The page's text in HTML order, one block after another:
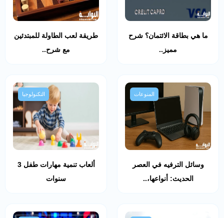
ما هي بطاقة الائتمان؟ شرح
مميز..
طريقة لعب الطاولة للمبتدئين
مع شرح..
المنوعات
وسائل الترفيه في العصر
الحديث: أنواعها،..
التكنولوجيا
ألعاب تنمية مهارات طفل 3
سنوات